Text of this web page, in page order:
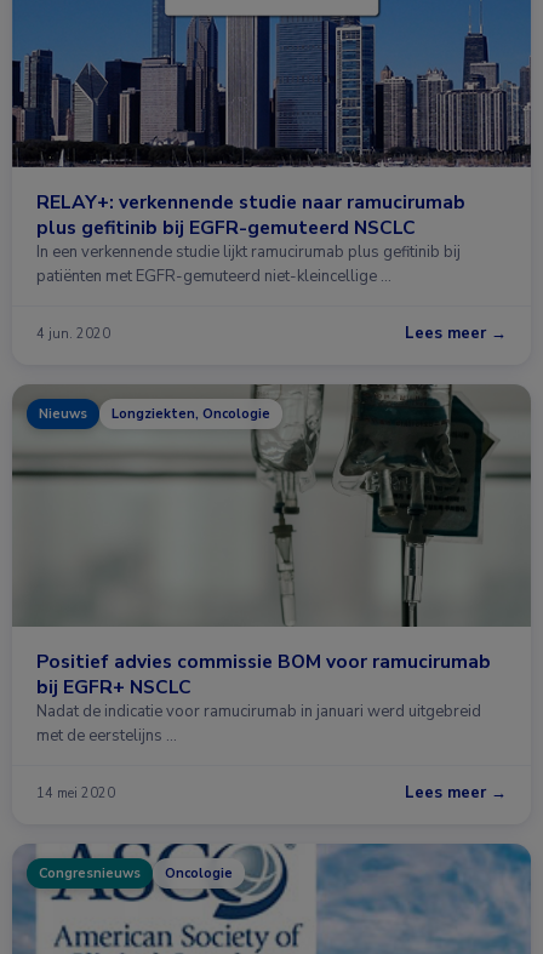
RELAY+: verkennende studie naar ramucirumab
plus gefitinib bij EGFR-gemuteerd NSCLC
In een verkennende studie lijkt ramucirumab plus gefitinib bij
patiënten met EGFR-gemuteerd niet-kleincellige …
4 jun. 2020 Lees meer →
Nieuws Longziekten, Oncologie
Positief advies commissie BOM voor ramucirumab
bij EGFR+ NSCLC
Nadat de indicatie voor ramucirumab in januari werd uitgebreid
met de eerstelijns …
14 mei 2020 Lees meer →
Congresnieuws Oncologie